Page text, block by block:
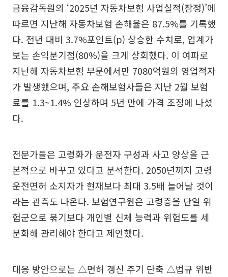
금융감독원의 ‘2025년 자동차보험 사업실적(잠정)’에
따르면 지난해 자동차보험 손해율은 87.5%를 기록했
다. 전년 대비 3.7%포인트(p) 상승한 수치로, 업계가
보는 손익분기점(80%)을 크게 상회했다. 이 여파로
지난해 자동차보험 부문에서만 7080억원의 영업적자
가 발생했으며, 주요 손해보험사들은 지난 2월 보험
료를 1.3~1.4% 인상하며 5년 만에 가격 조정에 나섰
다.
전문가들은 고령화가 운전자 구성과 사고 양상을 근
본적으로 바꾸고 있다고 분석한다. 2050년까지 고령
운전면허 소지자가 현재보다 최대 3.5배 늘어날 것이
라는 관측도 나온다. 보험연구원은 고령층을 단일 위
험군으로 묶기보다 개인별 신체 능력과 위험도를 세
분화해 관리해야 한다고 제언했다.
대응 방안으로는 △면허 갱신 주기 단축 △법규 위반